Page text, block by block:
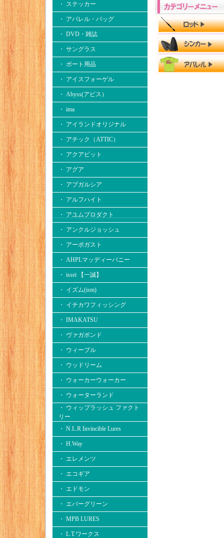
・ ステッカー
・ アパレル・バッグ
・ DVD・雑誌
・ サングラス
・ ボート用品
・ アイスフォーゲル
・ Abyss(アビス）
・ ima
・ アイランドオリジナル
・ アチック（ATTIC）
・ アクアビット
・ アグア
・ アブガルシア
・ アルフハイト
・ アユムプロダクト
・ アンクルジョッシュ
・ アーボガスト
・ AHPLマッディーバニー
・ issei 【一誠】
・ イズム(ism)
・ イチカワフィッシング
・ IMAKATSU
・ ヴァガボンド
・ ウィーブル
・ ウッドリーム
・ ウォーカーウォーカー
・ ウォーターランド
・ ウィップラッシュ ファクト
リー
・ N.L.R Invincible Lures
・ H.Way
・ エレメンツ
・ エコギア
・ エドモン
・ エバーグリーン
・ MPB LURES
・ L.T.ワークス